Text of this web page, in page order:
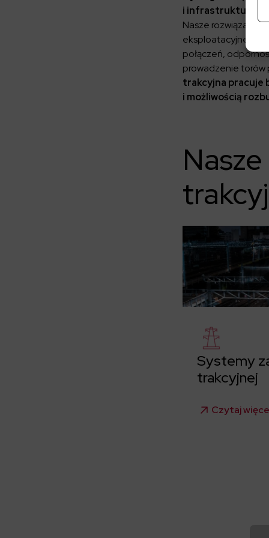
i infrastruktury
Nasze rozwiązania
eksploatacyjne,
połączeń,
prowadzenie torów
trakcyjna pracuje
i możliwością
Systemy
trakcyjnej
Czytaj